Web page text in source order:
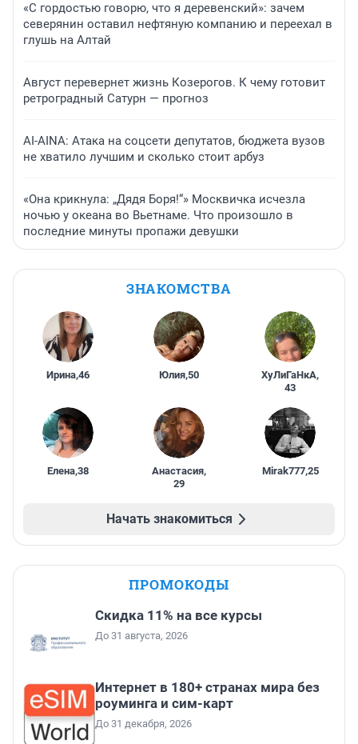
«С гордостью говорю, что я деревенский»: зачем
северянин оставил нефтяную компанию и переехал в
глушь на Алтай
Август перевернет жизнь Козерогов. К чему готовит
ретроградный Сатурн — прогноз
AI-AINA: Атака на соцсети депутатов, бюджета вузов
не хватило лучшим и сколько стоит арбуз
«Она крикнула: „Дядя Боря!“» Москвичка исчезла
ночью у океана во Вьетнаме. Что произошло в
последние минуты пропажи девушки
ЗНАКОМСТВА
Ирина,46 Юлия,50 ХуЛиГаНкА,
43
Елена,38 Анастасия,
29
Mirak777,25
Начать знакомиться
ПРОМОКОДЫ
Скидка 11% на все курсы
До 31 августа, 2026
Интернет в 180+ странах мира без
роуминга и сим-карт
До 31 декабря, 2026